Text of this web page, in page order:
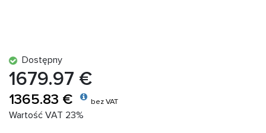
Dostępny
1679.97 €
1365.83 € bez VAT
Wartość VAT 23%